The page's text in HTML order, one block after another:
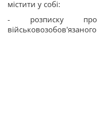
містити у собі:
- розписку про